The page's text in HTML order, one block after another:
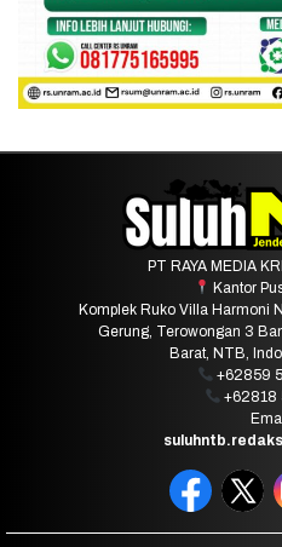
PT RAYA MEDIA
Kantor
Komplek Ruko Villa Harmoni
Gerung, Terowongan 3
Barat, NTB,
+62859
+62818